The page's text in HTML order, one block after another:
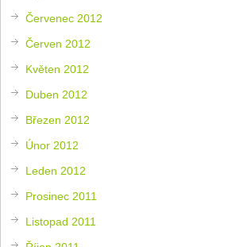
Červenec 2012
Červen 2012
Květen 2012
Duben 2012
Březen 2012
Únor 2012
Leden 2012
Prosinec 2011
Listopad 2011